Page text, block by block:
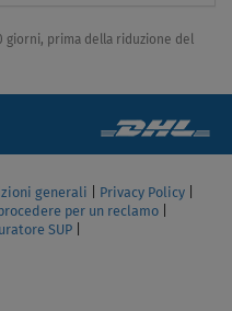
giorni, prima della riduzione del
generali Privacy Policy
per un reclamo
SUP